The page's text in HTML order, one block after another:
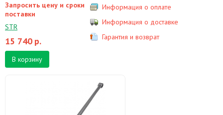
Запросить цену и сроки
поставки
STR
15 740 р.
В корзину
Информация о оплате
Информация о доставке
Гарантия и возврат